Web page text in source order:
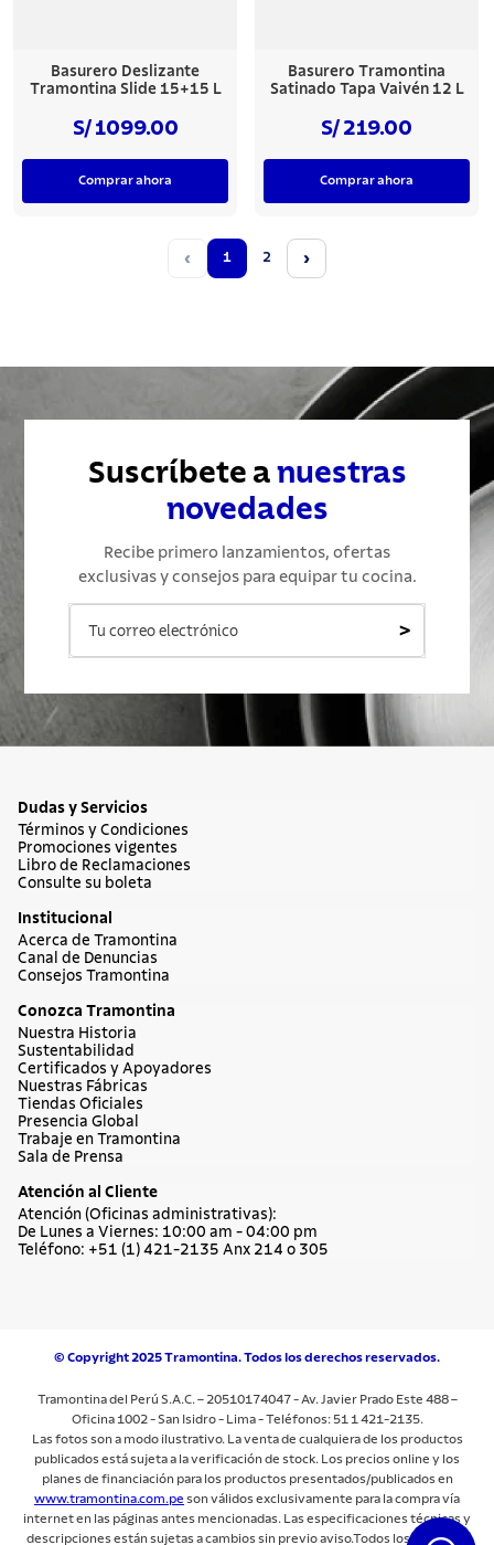
Basurero Deslizante
Tramontina Slide 15+15 L
S/ 1099.00
Comprar ahora
Basurero Tramontina
Satinado Tapa Vaivén 12 L
S/ 219.00
Comprar ahora
‹
‹Anterior
1 2 ›
›Siguiente
Suscríbete a nuestras
novedades
Recibe primero lanzamientos, ofertas
exclusivas y consejos para equipar tu cocina.
>
Dudas y Servicios
Términos y Condiciones
Promociones vigentes
Libro de Reclamaciones
Consulte su boleta
Institucional
Acerca de Tramontina
Canal de Denuncias
Consejos Tramontina
Conozca Tramontina
Nuestra Historia
Sustentabilidad
Certificados y Apoyadores
Nuestras Fábricas
Tiendas Oficiales
Presencia Global
Trabaje en Tramontina
Sala de Prensa
Atención al Cliente
Atención (Oficinas administrativas):
De Lunes a Viernes: 10:00 am - 04:00 pm
Teléfono: +51 (1) 421-2135 Anx 214 o 305
© Copyright 2025 Tramontina. Todos los derechos reservados.
Tramontina del Perú S.A.C. – 20510174047 - Av. Javier Prado Este 488 –
Oficina 1002 - San Isidro - Lima - Teléfonos: 51 1 421-2135.
Las fotos son a modo ilustrativo. La venta de cualquiera de los productos
publicados está sujeta a la verificación de stock. Los precios online y los
planes de financiación para los productos presentados/publicados en
www.tramontina.com.pe son válidos exclusivamente para la compra vía
internet en las páginas antes mencionadas. Las especificaciones técnicas y
descripciones están sujetas a cambios sin previo aviso.Todos los precios y